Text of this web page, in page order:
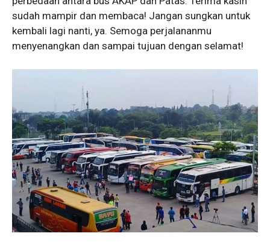
sudah mampir dan membaca! Jangan sungkan untuk
kembali lagi nanti, ya. Semoga perjalananmu
menyenangkan dan sampai tujuan dengan selamat!